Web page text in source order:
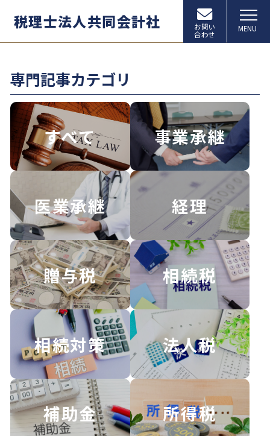
税理士法人共同会計社
お問い
合わせ
MENU
専門記事カテゴリ
すべて 事業承継
医業承継 経理
贈与税 相続税
相続対策 法人税
補助金 所得税